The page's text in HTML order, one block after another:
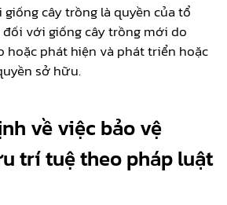
cây trồng là quyền của tổ
đối với giống cây trồng mới do
hoặc phát hiện và phát triển hoặc
sở hữu.
về việc bảo vệ
trí tuệ theo pháp luật